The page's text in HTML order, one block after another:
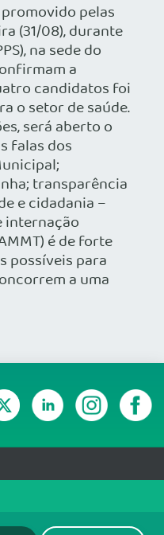
pelas
(31/08), durante
na sede do
a
candidatos foi
o setor de saúde.
será aberto o
falas dos
transparência
e cidadania –
internação
é de forte
possíveis para
a uma